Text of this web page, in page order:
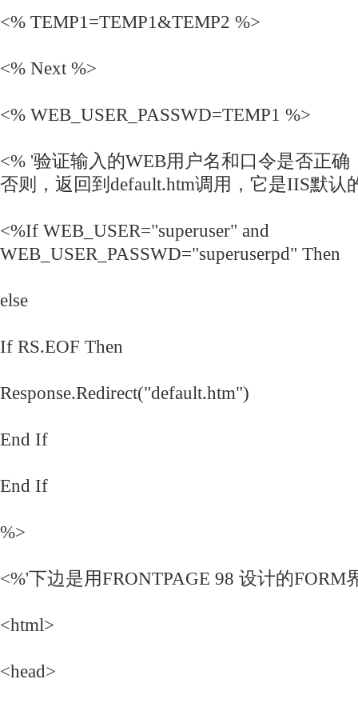
<% TEMP1=TEMP1&TEMP2 %>
<% Next %>
<% WEB_USER_PASSWD=TEMP1 %>
<% '验证输入的WEB用户名和口令是否正
否则，返回到default.htm调用，它是IIS默认
<%If WEB_USER="superuser" and
WEB_USER_PASSWD="superuserpd" Then
else
If RS.EOF Then
Response.Redirect("default.htm")
End If
End If
%>
<%'下边是用FRONTPAGE 98 设计的FORM
<html>
<head>